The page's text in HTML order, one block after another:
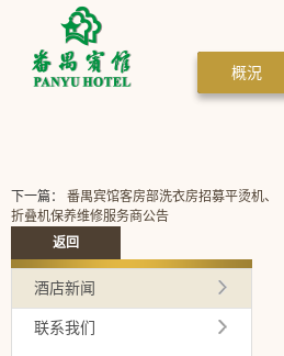
概況
下一篇： 番禺宾馆客房部洗衣房招募平烫机、
折叠机保养维修服务商公告
返回
酒店新闻
联系我们